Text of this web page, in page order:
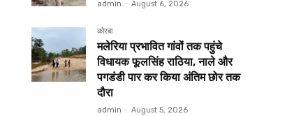
admin - August 6, 2026
कोरबा
मलेरिया प्रभावित गांवों तक पहुंचे
विधायक फूलसिंह राठिया, नाले और
पगडंडी पार कर किया अंतिम छोर तक
दौरा
admin - August 5, 2026